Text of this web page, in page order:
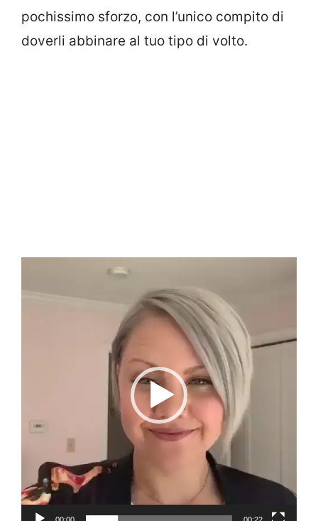
pochissimo sforzo, con l’unico compito di
doverli abbinare al tuo tipo di volto.
Player
00:00 00:22